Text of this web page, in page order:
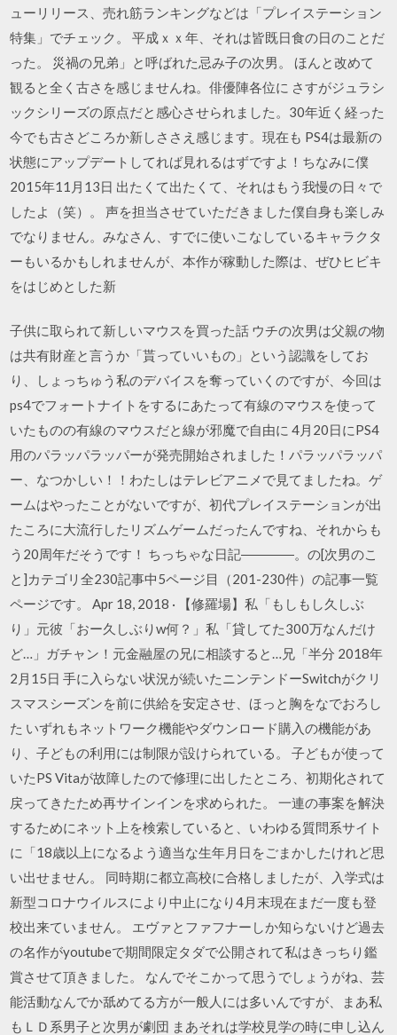
ューリリース、売れ筋ランキングなどは「プレイステーション
特集」でチェック。 平成ｘｘ年、それは皆既日食の日のことだ
った。 災禍の兄弟」と呼ばれた忌み子の次男。 ほんと改めて
観ると全く古さを感じませんね。俳優陣各位に さすがジュラシ
ックシリーズの原点だと感心させられました。30年近く経った
今でも古さどころか新しささえ感じます。現在も PS4は最新の
状態にアップデートしてれば見れるはずですよ！ちなみに僕
2015年11月13日 出たくて出たくて、それはもう我慢の日々で
したよ（笑）。 声を担当させていただきました僕自身も楽しみ
でなりません。みなさん、すでに使いこなしているキャラクタ
ーもいるかもしれませんが、本作が稼動した際は、ぜひヒビキ
をはじめとした新
子供に取られて新しいマウスを買った話 ウチの次男は父親の物
は共有財産と言うか「貰っていいもの」という認識をしてお
り、しょっちゅう私のデバイスを奪っていくのですが、今回は
ps4でフォートナイトをするにあたって有線のマウスを使って
いたものの有線のマウスだと線が邪魔で自由に 4月20日にPS4
用のパラッパラッパーが発売開始されました！パラッパラッパ
ー、なつかしい！！わたしはテレビアニメで見てましたね。ゲ
ームはやったことがないですが、初代プレイステーションが出
たころに大流行したリズムゲームだったんですね、それからも
う20周年だそうです！ ちっちゃな日記――――。の[次男のこ
と]カテゴリ全230記事中5ページ目（201-230件）の記事一覧
ページです。 Apr 18, 2018 · 【修羅場】私「もしもし久しぶ
り」元彼「おー久しぶりw何？」私「貸してた300万なんだけ
ど…」ガチャン！元金融屋の兄に相談すると…兄「半分 2018年
2月15日 手に入らない状況が続いたニンテンドーSwitchがクリ
スマスシーズンを前に供給を安定させ、ほっと胸をなでおろし
た いずれもネットワーク機能やダウンロード購入の機能があ
り、子どもの利用には制限が設けられている。 子どもが使って
いたPS Vitaが故障したので修理に出したところ、初期化されて
戻ってきたため再サインインを求められた。 一連の事案を解決
するためにネット上を検索していると、いわゆる質問系サイト
に「18歳以上になるよう適当な生年月日をごまかしたけれど思
い出せません。 同時期に都立高校に合格しましたが、入学式は
新型コロナウイルスにより中止になり4月末現在まだ一度も登
校出来ていません。 エヴァとファフナーしか知らないけど過去
の名作がyoutubeで期間限定タダで公開されて私はきっちり鑑
賞させて頂きました。 なんでそこかって思うでしょうがね、芸
能活動なんでか舐めてる方が一般人には多いんですが、まあ私
もＬＤ系男子と次男が劇団 まあそれは学校見学の時に申し込ん